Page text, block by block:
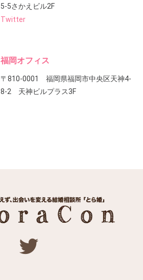
5-5さかえビル2F
Twitter
福岡オフィス
〒810-0001 福岡県福岡市中央区天神4-
8-2 天神ビルプラス3F